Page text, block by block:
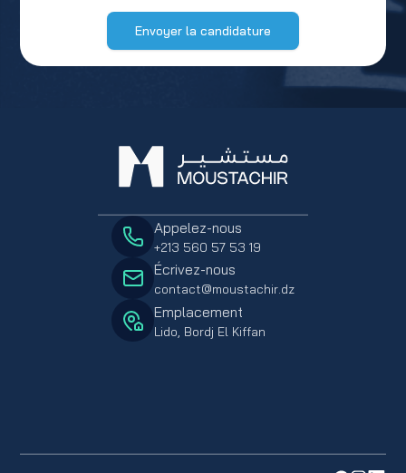
Envoyer la candidature
Appelez-nous
+213 560 57 53 19
Écrivez-nous
contact@moustachir.dz
Emplacement
Lido, Bordj El Kiffan